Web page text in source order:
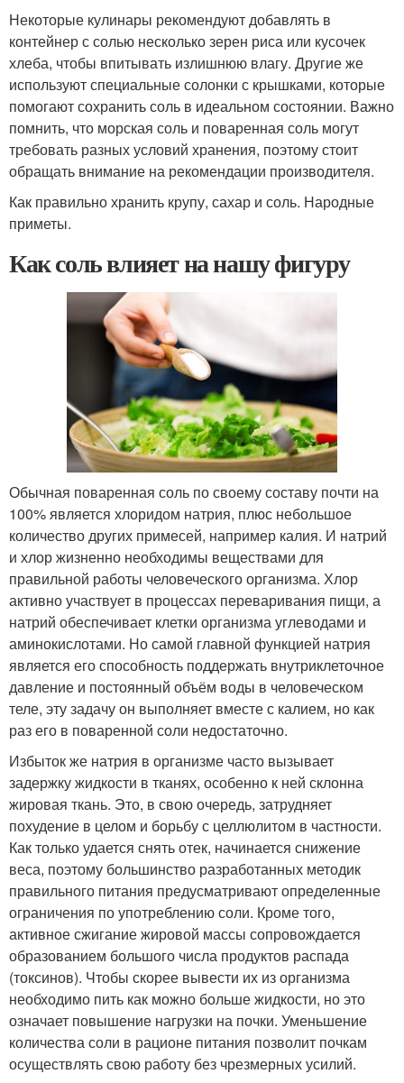
Некоторые кулинары рекомендуют добавлять в
контейнер с солью несколько зерен риса или кусочек
хлеба, чтобы впитывать излишнюю влагу. Другие же
используют специальные солонки с крышками, которые
помогают сохранить соль в идеальном состоянии. Важно
помнить, что морская соль и поваренная соль могут
требовать разных условий хранения, поэтому стоит
обращать внимание на рекомендации производителя.
Как правильно хранить крупу, сахар и соль. Народные
приметы.
Как соль влияет на нашу фигуру
Обычная поваренная соль по своему составу почти на
100% является хлоридом натрия, плюс небольшое
количество других примесей, например калия. И натрий
и хлор жизненно необходимы веществами для
правильной работы человеческого организма. Хлор
активно участвует в процессах переваривания пищи, а
натрий обеспечивает клетки организма углеводами и
аминокислотами. Но самой главной функцией натрия
является его способность поддержать внутриклеточное
давление и постоянный объём воды в человеческом
теле, эту задачу он выполняет вместе с калием, но как
раз его в поваренной соли недостаточно.
Избыток же натрия в организме часто вызывает
задержку жидкости в тканях, особенно к ней склонна
жировая ткань. Это, в свою очередь, затрудняет
похудение в целом и борьбу с целлюлитом в частности.
Как только удается снять отек, начинается снижение
веса, поэтому большинство разработанных методик
правильного питания предусматривают определенные
ограничения по употреблению соли. Кроме того,
активное сжигание жировой массы сопровождается
образованием большого числа продуктов распада
(токсинов). Чтобы скорее вывести их из организма
необходимо пить как можно больше жидкости, но это
означает повышение нагрузки на почки. Уменьшение
количества соли в рационе питания позволит почкам
осуществлять свою работу без чрезмерных усилий.